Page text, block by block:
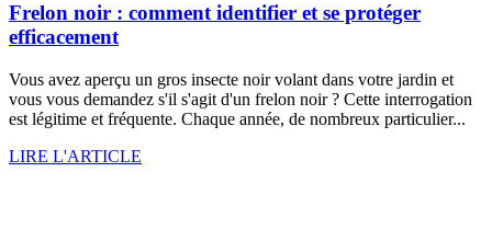
Frelon noir : comment identifier et se protéger
efficacement
Vous avez aperçu un gros insecte noir volant dans votre jardin et
vous vous demandez s'il s'agit d'un frelon noir ? Cette interrogation
est légitime et fréquente. Chaque année, de nombreux particulier...
LIRE L'ARTICLE